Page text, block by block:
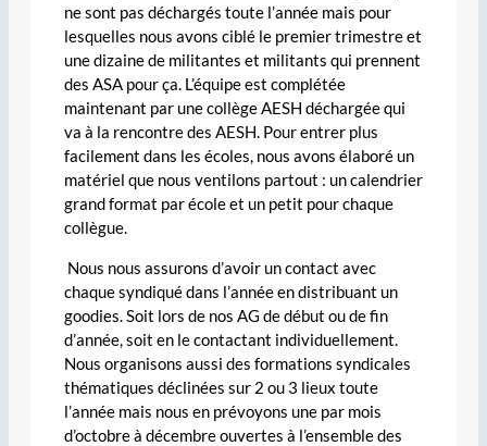
ne sont pas déchargés toute l’année mais pour
lesquelles nous avons ciblé le premier trimestre et
une dizaine de militantes et militants qui prennent
des ASA pour ça. L’équipe est complétée
maintenant par une collège AESH déchargée qui
va à la rencontre des AESH. Pour entrer plus
facilement dans les écoles, nous avons élaboré un
matériel que nous ventilons partout : un calendrier
grand format par école et un petit pour chaque
collègue.
Nous nous assurons d’avoir un contact avec
chaque syndiqué dans l’année en distribuant un
goodies. Soit lors de nos AG de début ou de fin
d’année, soit en le contactant individuellement.
Nous organisons aussi des formations syndicales
thématiques déclinées sur 2 ou 3 lieux toute
l’année mais nous en prévoyons une par mois
d’octobre à décembre ouvertes à l’ensemble des